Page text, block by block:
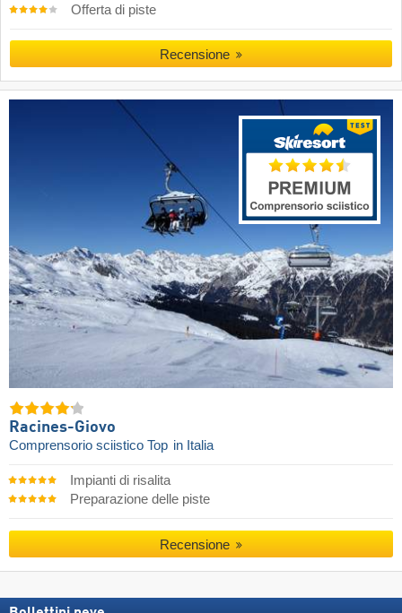
Offerta di piste
Recensione
Racines-Giovo
Comprensorio sciistico Top in Italia
Impianti di risalita
Preparazione delle piste
Recensione